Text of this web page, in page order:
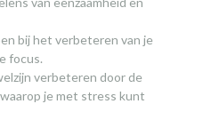
bij het verbeteren van je
focus.
verbeteren door de
je met stress kunt